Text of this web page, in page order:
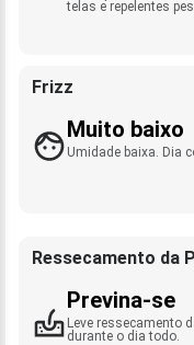
telas e repelentes
Frizz
Muito baixo
Umidade baixa. Dia
Ressecamento da
Previna-se
Leve ressecamento
durante o dia todo.